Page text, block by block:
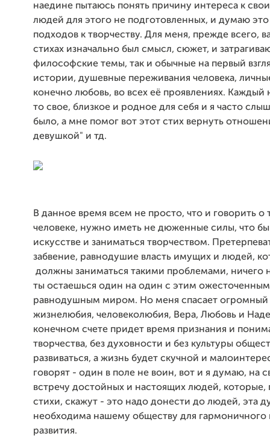
наедине пытаюсь понять причину интереса к
людей для этого не подготовленных, и думаю
подходов к творчеству. Для меня, прежде всего,
стихах изначально был смысл, сюжет, и
философские темы, так и обычные на первый
истории, душевные переживания человека,
конечно любовь, во всех её проявлениях. Каждый
то свое, близкое и родное для себя и я часто
было, а мне помог вот этот стих вернуть
девушкой" и тд.
В данное время всем не просто, что и говорить о
человеке, нужно иметь не дюженные силы, что
искусстве и заниматься творчеством.
забвение, равнодушие власть имущих и людей,
должны заниматься такими проблемами, ничего
ты остаешься один на один с этим
равнодушным миром. Но меня спасает огромный
жизнелюбия, человеколюбия, Вера, Любовь и
конечном счете придет время признания и
творчества, без духовности и без культуры
развиваться, а жизнь будет скучной и
говорят - один в поле не воин, вот и я думаю, на
встречу достойных и настоящих людей, которые,
стихи, скажут - это надо донести до людей, эта
необходима нашему обществу для гармоничного
развития.